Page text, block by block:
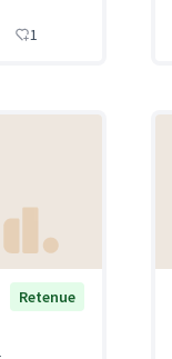
1
Retenue